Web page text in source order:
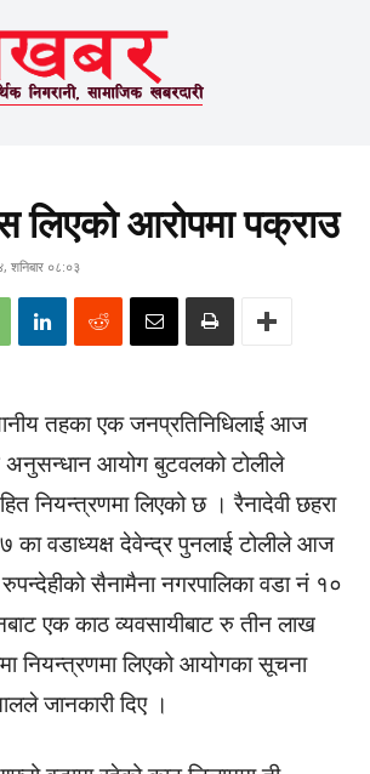
लिएको आरोपमा पक्राउ
शनिबार ०८:०३
तहका एक जनप्रतिनिधिलाई आज
अनुसन्धान आयोग बुटवलको टोलीले
नियन्त्रणमा लिएको छ । रैनादेवी छहरा
का वडाध्यक्ष देवेन्द्र पुनलाई टोलीले आज
सैनामैना नगरपालिका वडा नं १०
एक काठ व्यवसायीबाट रु तीन लाख
नियन्त्रणमा लिएको आयोगका सूचना
जानकारी दिए ।